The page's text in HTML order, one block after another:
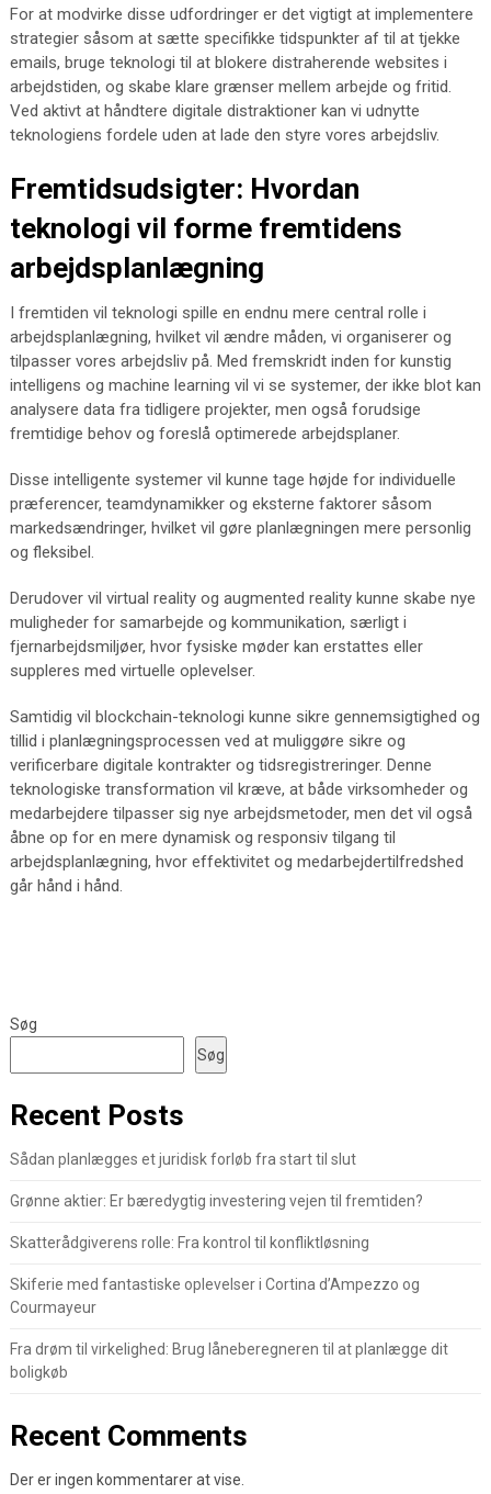
For at modvirke disse udfordringer er det vigtigt at implementere
strategier såsom at sætte specifikke tidspunkter af til at tjekke
emails, bruge teknologi til at blokere distraherende websites i
arbejdstiden, og skabe klare grænser mellem arbejde og fritid.
Ved aktivt at håndtere digitale distraktioner kan vi udnytte
teknologiens fordele uden at lade den styre vores arbejdsliv.
Fremtidsudsigter: Hvordan
teknologi vil forme fremtidens
arbejdsplanlægning
I fremtiden vil teknologi spille en endnu mere central rolle i
arbejdsplanlægning, hvilket vil ændre måden, vi organiserer og
tilpasser vores arbejdsliv på. Med fremskridt inden for kunstig
intelligens og machine learning vil vi se systemer, der ikke blot kan
analysere data fra tidligere projekter, men også forudsige
fremtidige behov og foreslå optimerede arbejdsplaner.
Disse intelligente systemer vil kunne tage højde for individuelle
præferencer, teamdynamikker og eksterne faktorer såsom
markedsændringer, hvilket vil gøre planlægningen mere personlig
og fleksibel.
Derudover vil virtual reality og augmented reality kunne skabe nye
muligheder for samarbejde og kommunikation, særligt i
fjernarbejdsmiljøer, hvor fysiske møder kan erstattes eller
suppleres med virtuelle oplevelser.
Samtidig vil blockchain-teknologi kunne sikre gennemsigtighed og
tillid i planlægningsprocessen ved at muliggøre sikre og
verificerbare digitale kontrakter og tidsregistreringer. Denne
teknologiske transformation vil kræve, at både virksomheder og
medarbejdere tilpasser sig nye arbejdsmetoder, men det vil også
åbne op for en mere dynamisk og responsiv tilgang til
arbejdsplanlægning, hvor effektivitet og medarbejdertilfredshed
går hånd i hånd.
Søg
Søg
Recent Posts
Sådan planlægges et juridisk forløb fra start til slut
Grønne aktier: Er bæredygtig investering vejen til fremtiden?
Skatterådgiverens rolle: Fra kontrol til konfliktløsning
Skiferie med fantastiske oplevelser i Cortina d’Ampezzo og
Courmayeur
Fra drøm til virkelighed: Brug låneberegneren til at planlægge dit
boligkøb
Recent Comments
Der er ingen kommentarer at vise.